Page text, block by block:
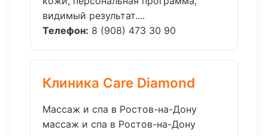
видимый результат....
Телефон: 8 (908) 473 30 90
Клиника Care Diamond
Массаж и спа в Ростов-на-Дону
массаж и спа в Ростов-на-Дону